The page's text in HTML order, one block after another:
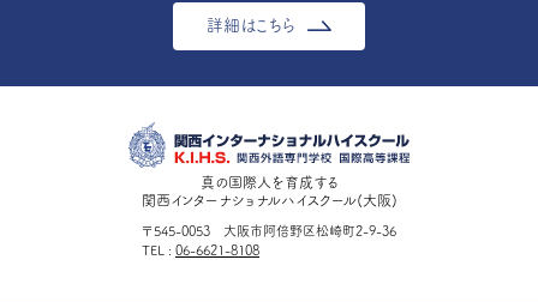
詳細はこちら
真の国際人を育成する
関西インターナショナルハイスクール(大阪)
〒545-0053 大阪市阿倍野区松崎町2-9-36
TEL
06-6621-8108